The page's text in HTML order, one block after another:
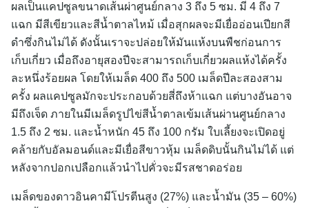
ผลเป็นแคปซูลขนาดเส้นผ่าศูนย์กลาง 3 ถึง 5 ซม. มี 4 ถึง 7
แฉก มีสีเขียวและสีน้ำตาลไหม้ เมื่อสุกผลจะมีเยื่ออ่อนเปียกสี
ดำซึ่งกินไม่ได้ ดังนั้นเราจะปล่อยให้มันแห้งบนพืชก่อนการ
เก็บเกี่ยว เมื่อถึงอายุสองปีจะสามารถเก็บเกี่ยวผลแห้งได้ครั้ง
ละหนึ่งร้อยผล โดยให้เมล็ด 400 ถึง 500 เมล็ดปีละสองสาม
ครั้ง ผลแคปซูลมักจะประกอบด้วยสี่ถึงห้าแฉก แต่บางอันอาจ
มีถึงเจ็ด ภายในมีเมล็ดรูปไข่สีน้ำตาลเข้มเส้นผ่านศูนย์กลาง
1.5 ถึง 2 ซม. และน้ำหนัก 45 ถึง 100 กรัม ใบเลี้ยงจะเปิดอยู่
คล้ายกับอัลมอนด์และมีเยื่อสีขาวหุ้ม เมล็ดดิบนั้นกินไม่ได้ แต่
หลังจากปอกเปลือกแล้วนำไปคั่วจะมีรสชาดอร่อย
เมล็ดของดาวอินคามีโปรตีนสูง (27%) และน้ำมัน (35 – 60%)